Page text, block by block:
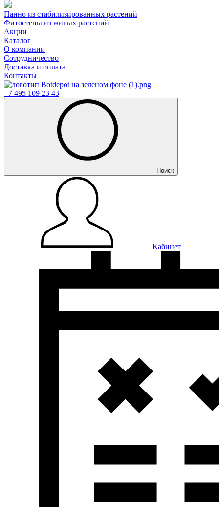
Панно из стабилизированных растений
Фитостены из живых растений
Акции
Каталог
О компании
Сотрудничество
Доставка и оплата
Контакты
+7 495 109 23 43
Поиск
Кабинет